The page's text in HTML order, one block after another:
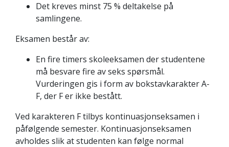
Det kreves minst 75 % deltakelse på
samlingene.
Eksamen består av:
En fire timers skoleeksamen der studentene
må besvare fire av seks spørsmål.
Vurderingen gis i form av bokstavkarakter A-
F, der F er ikke bestått.
Ved karakteren F tilbys kontinuasjonseksamen i
påfølgende semester. Kontinuasjonseksamen
avholdes slik at studenten kan følge normal